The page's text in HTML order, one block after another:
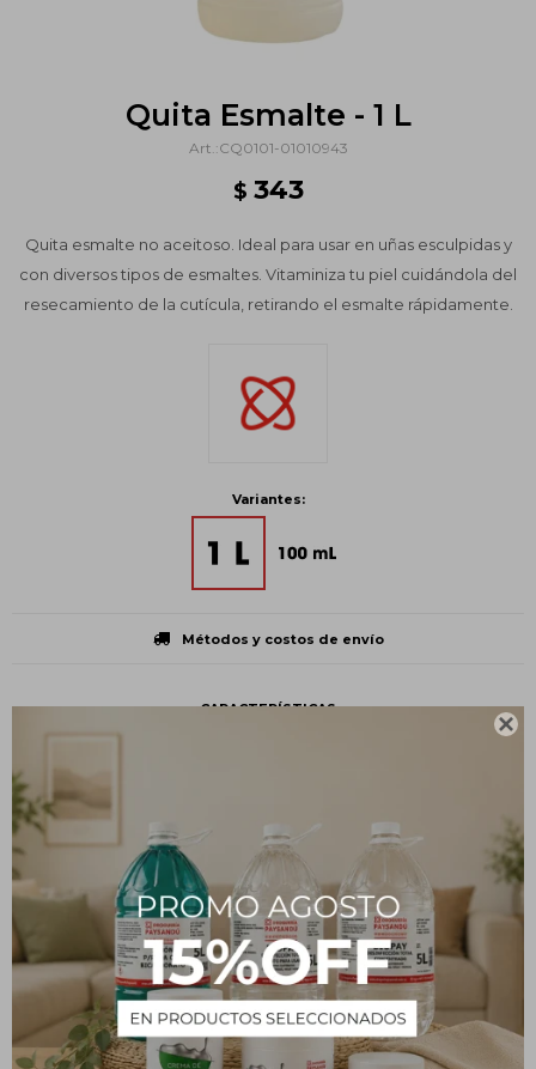

Quita Esmalte - 1 L
CQ0101-01010943
$ 343
Quita esmalte no aceitoso. Ideal para usar en uñas esculpidas y
con diversos tipos de esmaltes. Vitaminiza tu piel cuidándola del
resecamiento de la cutícula, retirando el esmalte rápidamente.
Variantes:
Métodos y costos de envío
CARACTERÍSTICAS
Tipo
Estado
Descripción
Quita esmalte no aceitoso. Ideal para usar en uñas esculpidas y